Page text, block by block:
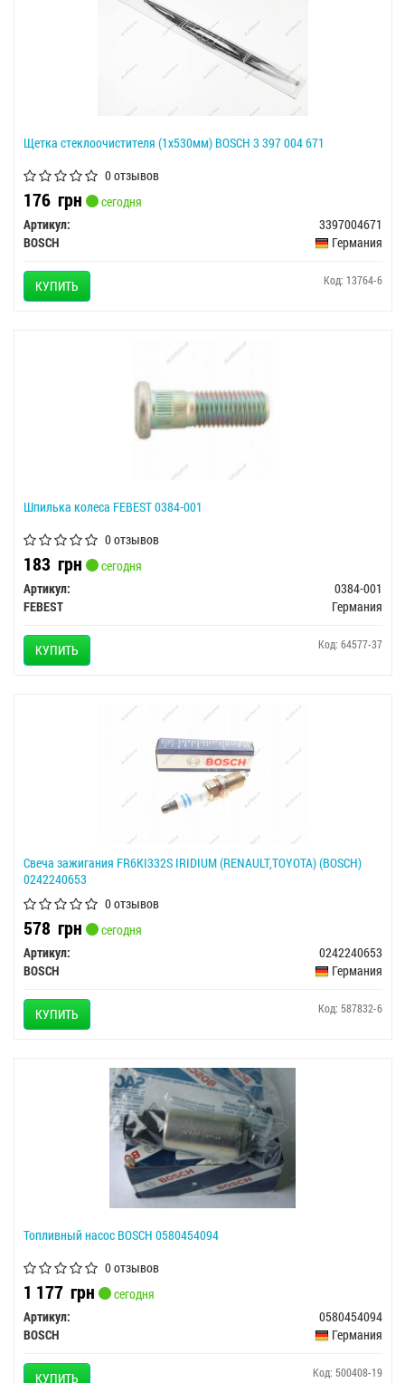
Щетка стеклоочистителя (1х530мм) BOSCH 3 397 004 671
0 отзывов
176 грн
сегодня
Артикул:
3397004671
BOSCH
Германия
КУПИТЬ Код: 13764-6
Шпилька колеса FEBEST 0384-001
0 отзывов
183 грн
сегодня
Артикул:
0384-001
FEBEST
Германия
КУПИТЬ Код: 64577-37
Свеча зажигания FR6KI332S IRIDIUM (RENAULT,TOYOTA) (BOSCH)
0242240653
0 отзывов
578 грн
сегодня
Артикул:
0242240653
BOSCH
Германия
КУПИТЬ Код: 587832-6
Топливный насос BOSCH 0580454094
0 отзывов
1 177 грн
сегодня
Артикул:
0580454094
BOSCH
Германия
КУПИТЬ Код: 500408-19